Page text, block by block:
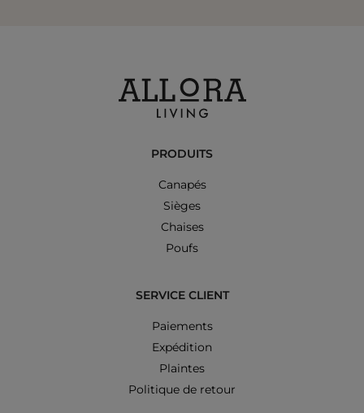
PRODUITS
Canapés
Sièges
Chaises
Poufs
SERVICE CLIENT
Paiements
Expédition
Plaintes
Politique de retour